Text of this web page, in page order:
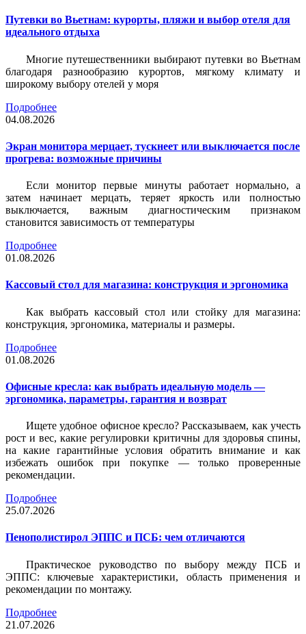
Путевки во Вьетнам: курорты, пляжи и выбор отеля для
идеального отдыха
Многие путешественники выбирают путевки во Вьетнам
благодаря разнообразию курортов, мягкому климату и
широкому выбору отелей у моря
Подробнее
04.08.2026
Экран монитора мерцает, тускнеет или выключается после
прогрева: возможные причины
Если монитор первые минуты работает нормально, а
затем начинает мерцать, теряет яркость или полностью
выключается, важным диагностическим признаком
становится зависимость от температуры
Подробнее
01.08.2026
Кассовый стол для магазина: конструкция и эргономика
Как выбрать кассовый стол или стойку для магазина:
конструкция, эргономика, материалы и размеры.
Подробнее
01.08.2026
Офисные кресла: как выбрать идеальную модель —
эргономика, параметры, гарантия и возврат
Ищете удобное офисное кресло? Рассказываем, как учесть
рост и вес, какие регулировки критичны для здоровья спины,
на какие гарантийные условия обратить внимание и как
избежать ошибок при покупке — только проверенные
рекомендации.
Подробнее
25.07.2026
Пенополистирол ЭППС и ПСБ: чем отличаются
Практическое руководство по выбору между ПСБ и
ЭППС: ключевые характеристики, область применения и
рекомендации по монтажу.
Подробнее
21.07.2026